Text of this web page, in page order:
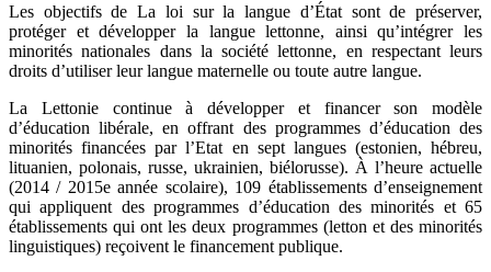
Les objectifs de La loi sur la langue d’État sont de préserver,
protéger et développer la langue lettonne, ainsi qu’intégrer les
minorités nationales dans la société lettonne, en respectant leurs
droits d’utiliser leur langue maternelle ou toute autre langue.
La Lettonie continue à développer et financer son modèle
d’éducation libérale, en offrant des programmes d’éducation des
minorités financées par l’Etat en sept langues (estonien, hébreu,
lituanien, polonais, russe, ukrainien, biélorusse). À l’heure actuelle
(2014 / 2015e année scolaire), 109 établissements d’enseignement
qui appliquent des programmes d’éducation des minorités et 65
établissements qui ont les deux programmes (letton et des minorités
linguistiques) reçoivent le financement publique.